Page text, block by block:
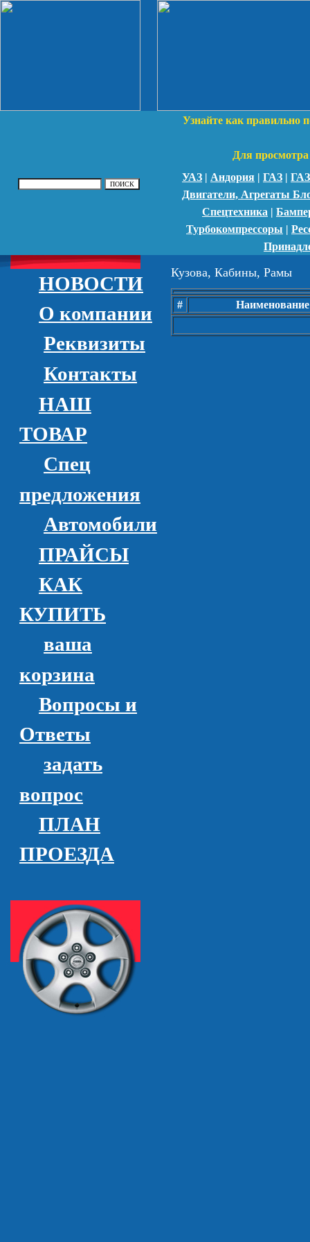
Узнайте как правильно
Для
УАЗ | Андория | ГАЗ |
Двигатели, Агрегаты
Спецтехника |
Турбокомпрессоры |
НОВОСТИ
О компании
Реквизиты
Контакты
НАШ
ТОВАР
Спец
предложения
Автомобили
ПРАЙСЫ
КАК
КУПИТЬ
ваша
корзина
Вопросы и
Ответы
задать
вопрос
ПЛАН
ПРОЕЗДА
Кузова, Кабины, Рамы
#